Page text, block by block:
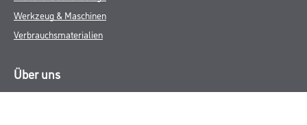
Werkzeug & Maschinen
Verbrauchsmaterialien
Über uns